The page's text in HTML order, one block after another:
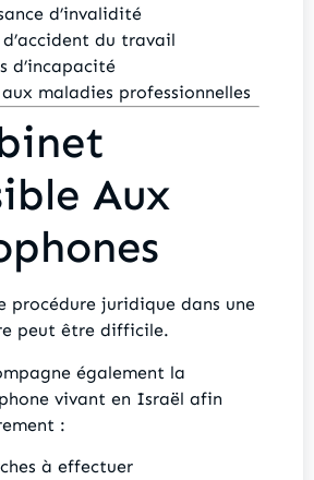
d’invalidité
du travail
d’incapacité
maladies professionnelles
Aux
procédure juridique dans une
peut être difficile.
également la
vivant en Israël afin
:
à effectuer